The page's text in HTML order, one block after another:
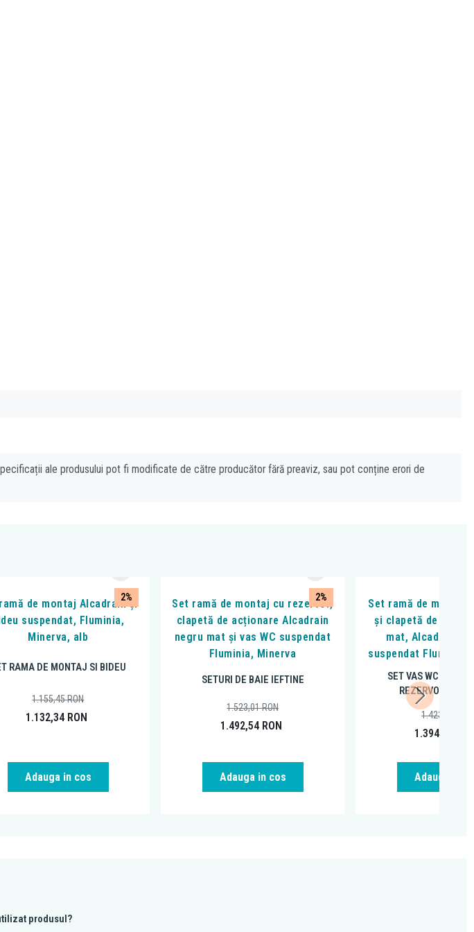
ale produsului pot fi modificate de către producător fără preaviz, sau pot conține erori de
2%
de montaj Alcadrain și
suspendat, Fluminia,
Minerva, alb
RAMA DE MONTAJ SI BIDEU
1.132,34 RON
1.155,45RON
Adauga in cos
2%
Set ramă de montaj cu rezervor,
clapetă de acționare Alcadrain
negru mat și vas WC suspendat
Fluminia, Minerva
SETURI DE BAIE IEFTINE
1.492,54 RON
1.523,01RON
Adauga in cos
Set ramă de montaj
și clapetă de
mat, Alcadrain și
suspendat Fluminia,
SET VAS WC
REZERVOR
1.394,54
1.423,01
Adauga in
produsul?